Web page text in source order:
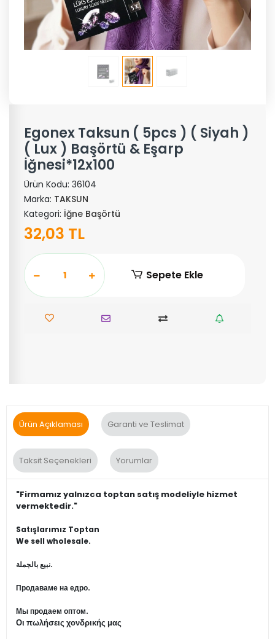
Egonex Taksun ( 5pcs ) ( Siyah )
( Lux ) Başörtü & Eşarp
İğnesi*12x100
Ürün Kodu: 36104
Marka: TAKSUN
Kategori: İğne Başörtü
32,03 TL
Sepete Ekle
Ürün Açıklaması Garanti ve Teslimat
Taksit Seçenekleri Yorumlar
"Firmamız yalnızca toptan satış modeliyle hizmet
vermektedir."
Satışlarımız Toptan
We sell wholesale.
نبيع بالجملة.
Продаваме на едро.
Мы продаем оптом.
Οι πωλήσεις χονδρικής μας